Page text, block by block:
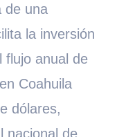
de una
la inversión
flujo anual de
Coahuila
dólares,
nacional de